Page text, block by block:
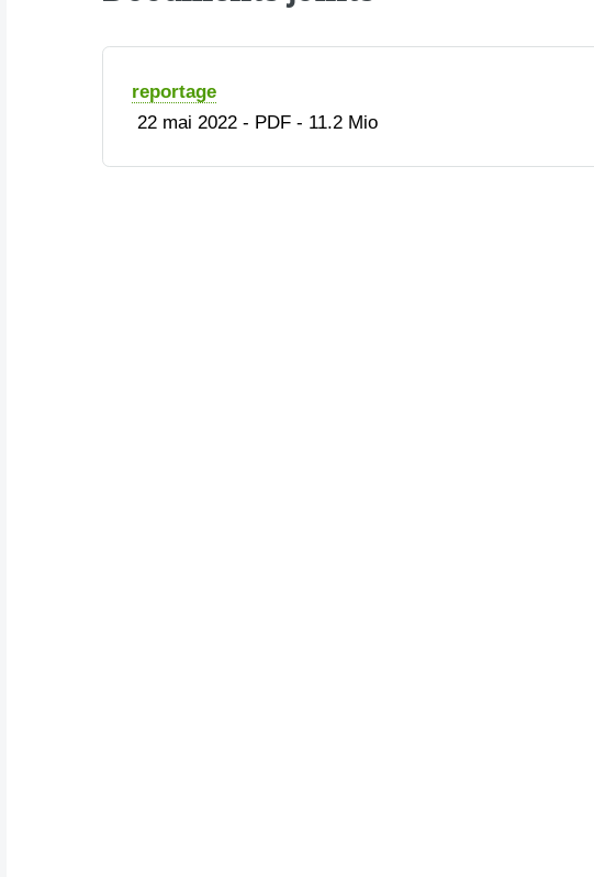
reportage
22 mai 2022 - PDF - 11.2 Mio